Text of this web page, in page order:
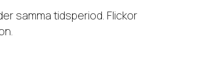
samma tidsperiod. Flickor